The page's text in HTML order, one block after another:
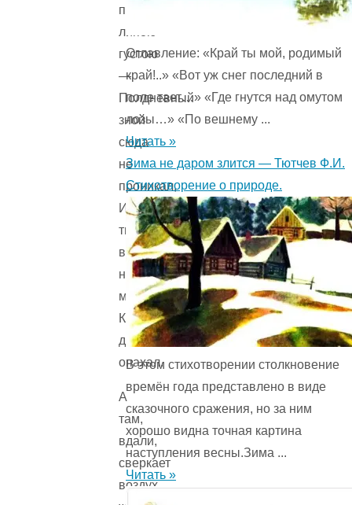
под
липою
густою
—
Полдневный
зной
сюда
не
проникал,
И
тысячи
висящих
надо
мною
Качаются
душистых
опахал.
А
там,
вдали,
сверкает
воздух
Оглавление: «Край ты мой, родимый
край!..» «Вот уж снег последний в
поле тает…» «Где гнутся над омутом
лозы…» «По вешнему ...
Читать »
Зима не даром злится — Тютчев Ф.И.
Стихотворение о природе.
В этом стихотворении столкновение
времён года представ­лено в виде
сказочного сражения, но за ним
хорошо видна точная картина
наступления весны.Зима ...
Читать »